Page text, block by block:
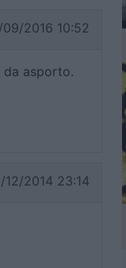
09/2016 10:52
da asporto.
12/2014 23:14